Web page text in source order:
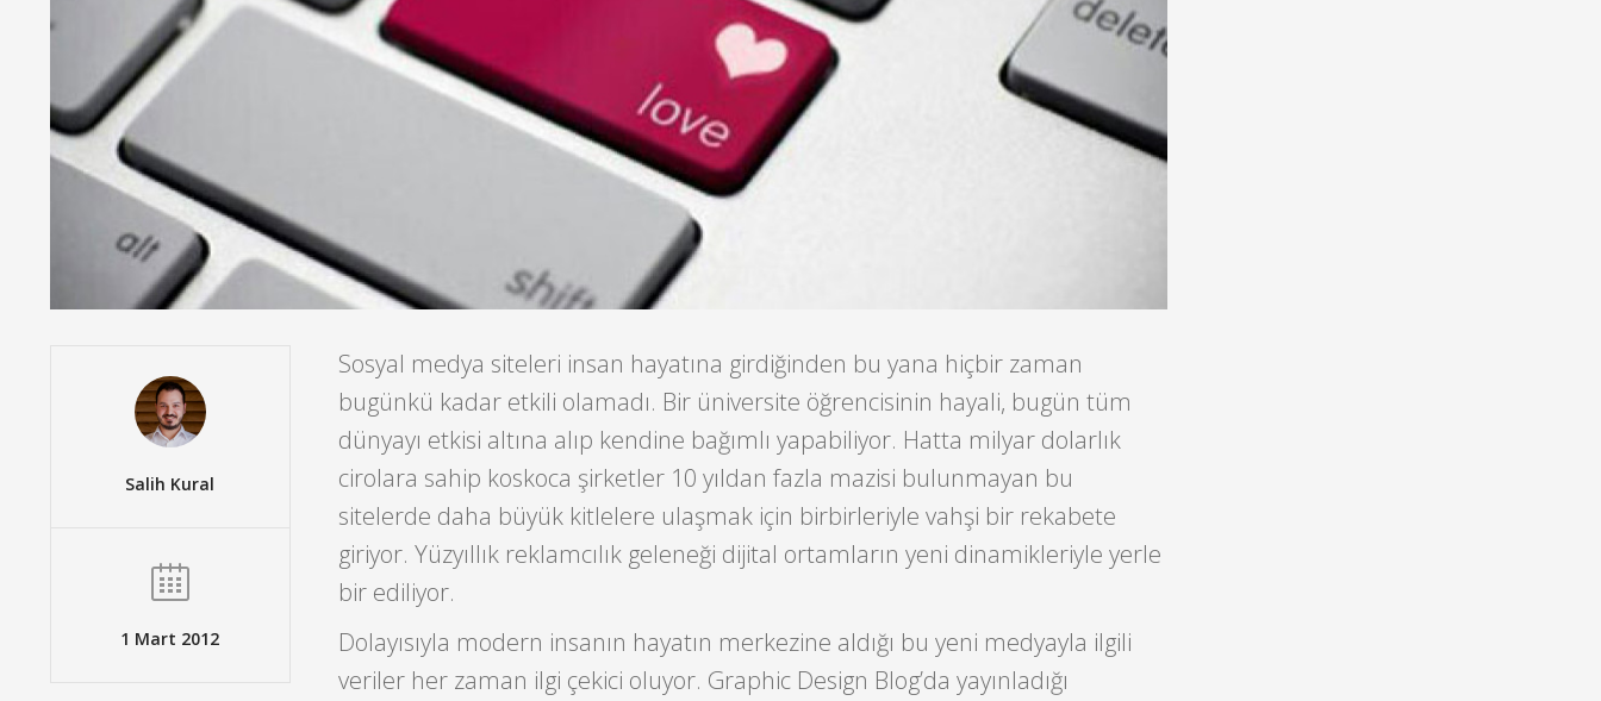
Salih Kural
1 Mart 2012
Sosyal medya siteleri insan hayatına girdiğinden bu yana hiçbir zaman
bugünkü kadar etkili olamadı. Bir üniversite öğrencisinin hayali, bugün tüm
dünyayı etkisi altına alıp kendine bağımlı yapabiliyor. Hatta milyar dolarlık
cirolara sahip koskoca şirketler 10 yıldan fazla mazisi bulunmayan bu
sitelerde daha büyük kitlelere ulaşmak için birbirleriyle vahşi bir rekabete
giriyor. Yüzyıllık reklamcılık geleneği dijital ortamların yeni dinamikleriyle yerle
bir ediliyor.
Dolayısıyla modern insanın hayatın merkezine aldığı bu yeni medyayla ilgili
veriler her zaman ilgi çekici oluyor. Graphic Design Blog’da yayınladığı